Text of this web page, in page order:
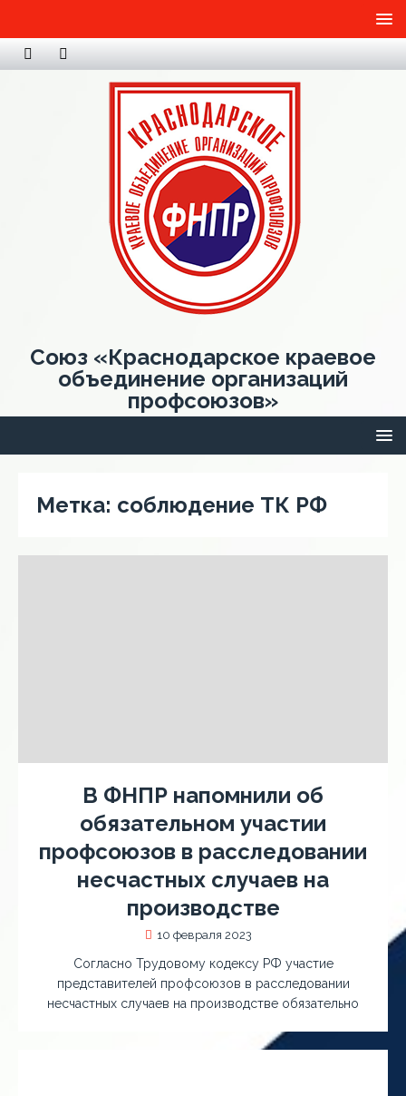
Союз «Краснодарское краевое
объединение организаций
профсоюзов»
Метка: соблюдение ТК РФ
В ФНПР напомнили об
обязательном участии
профсоюзов в расследовании
несчастных случаев на
производстве
10 февраля 2023
Согласно Трудовому кодексу РФ участие
представителей профсоюзов в расследовании
несчастных случаев на производстве обязательно